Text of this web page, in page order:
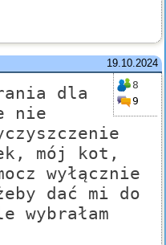
19.10.2024
8
9
dla
nie
mój kot,
wyłącznie
dać mi do
wybrałam